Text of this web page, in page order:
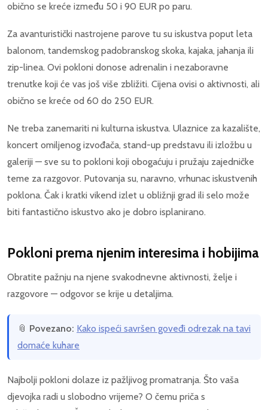
obično se kreće između 50 i 90 EUR po paru.
Za avanturistički nastrojene parove tu su iskustva poput leta
balonom, tandemskog padobranskog skoka, kajaka, jahanja ili
zip-linea. Ovi pokloni donose adrenalin i nezaboravne
trenutke koji će vas još više zbližiti. Cijena ovisi o aktivnosti, ali
obično se kreće od 60 do 250 EUR.
Ne treba zanemariti ni kulturna iskustva. Ulaznice za kazalište,
koncert omiljenog izvođača, stand-up predstavu ili izložbu u
galeriji — sve su to pokloni koji obogaćuju i pružaju zajedničke
teme za razgovor. Putovanja su, naravno, vrhunac iskustvenih
poklona. Čak i kratki vikend izlet u obližnji grad ili selo može
biti fantastično iskustvo ako je dobro isplanirano.
Pokloni prema njenim interesima i hobijima
Obratite pažnju na njene svakodnevne aktivnosti, želje i
razgovore — odgovor se krije u detaljima.
📎 Povezano: Kako ispeći savršen goveđi odrezak na tavi
domaće kuhare
Najbolji pokloni dolaze iz pažljivog promatranja. Što vaša
djevojka radi u slobodno vrijeme? O čemu priča s